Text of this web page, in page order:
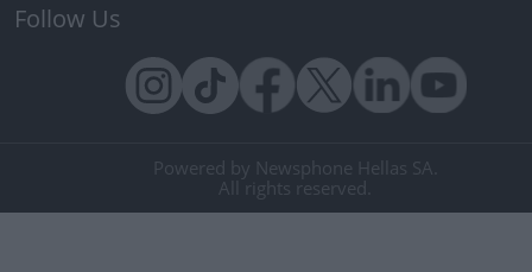
Follow Us
Powered by Newsphone Hellas SA.
All rights reserved.